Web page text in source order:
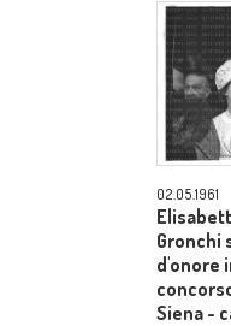
02.05.1961
Gronchi
d'onore
Siena -